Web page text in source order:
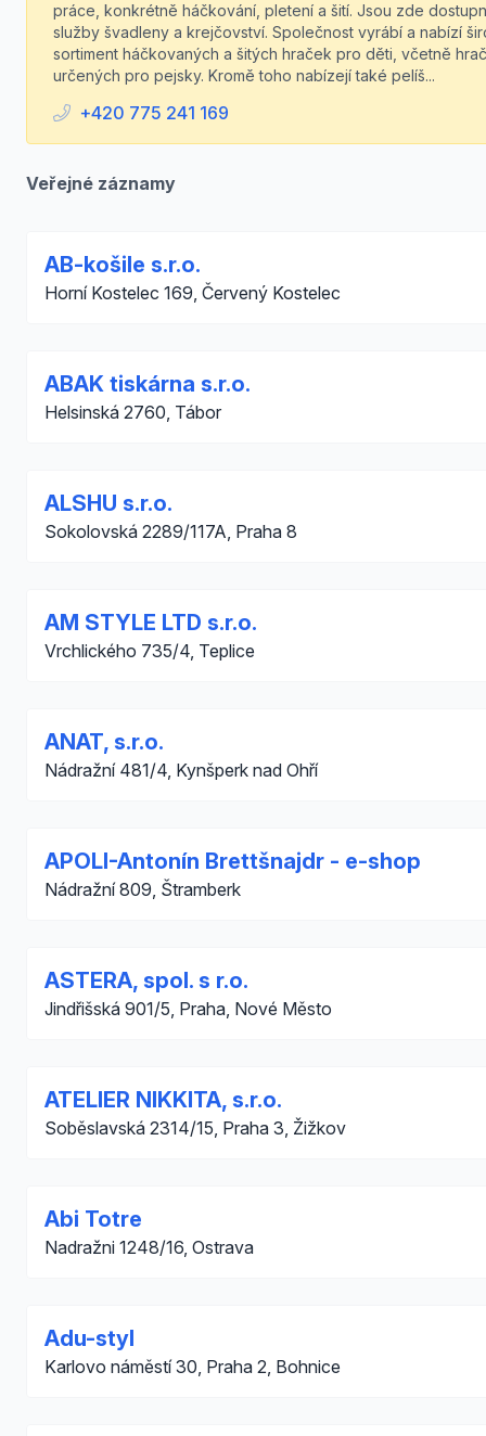
práce, konkrétně háčkování, pletení a šití. Jsou zde
služby švadleny a krejčovství. Společnost vyrábí a nabízí
sortiment háčkovaných a šitých hraček pro děti, včetně
určených pro pejsky. Kromě toho nabízejí také pelíš...
+420 775 241 169
Veřejné záznamy
AB-košile s.r.o.
Horní Kostelec 169, Červený Kostelec
ABAK tiskárna s.r.o.
Helsinská 2760, Tábor
ALSHU s.r.o.
Sokolovská 2289/117A, Praha 8
AM STYLE LTD s.r.o.
Vrchlického 735/4, Teplice
ANAT, s.r.o.
Nádražní 481/4, Kynšperk nad Ohří
APOLI-Antonín Brettšnajdr - e-shop
Nádražní 809, Štramberk
ASTERA, spol. s r.o.
Jindřišská 901/5, Praha, Nové Město
ATELIER NIKKITA, s.r.o.
Soběslavská 2314/15, Praha 3, Žižkov
Abi Totre
Nadražni 1248/16, Ostrava
Adu-styl
Karlovo náměstí 30, Praha 2, Bohnice